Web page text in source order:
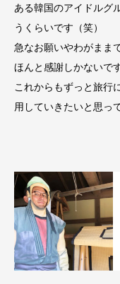
ある韓国のアイドルグ
うくらいです（笑）
急なお願いやわがまま
ほんと感謝しかないで
これからもずっと旅行
用していきたいと思っ